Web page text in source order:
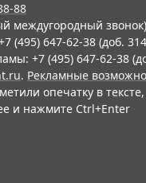
88
междугородный звонок)
(495) 647-62-38 (доб.
+7 (495) 647-62-38
. Рекламные
опечатку в тексте,
и нажмите Ctrl+Enter